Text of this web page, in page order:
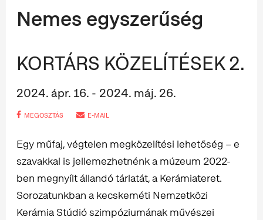
Nemes egyszerűség
KORTÁRS KÖZELÍTÉSEK 2.
2024. ápr. 16. - 2024. máj. 26.
MEGOSZTÁS E-MAIL
Egy műfaj, végtelen megközelítési lehetőség – e
szavakkal is jellemezhetnénk a múzeum 2022-
ben megnyílt állandó tárlatát, a Kerámiateret.
Sorozatunkban a kecskeméti Nemzetközi
Kerámia Stúdió szimpóziumának művészei